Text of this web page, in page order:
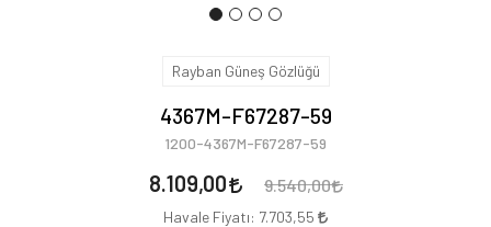
Rayban Güneş Gözlüğü
4367M-F67287-59
1200-4367M-F67287-59
8.109,00 9.540,00
Havale Fiyatı: 7.703,55